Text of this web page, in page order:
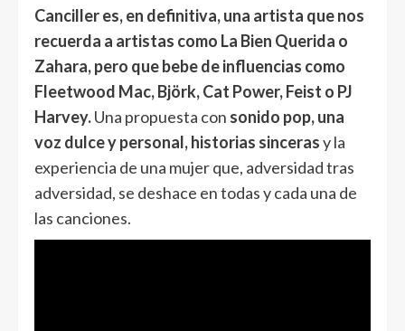
Canciller es, en definitiva, una artista que nos
recuerda a artistas como La Bien Querida o
Zahara, pero que bebe de influencias como
Fleetwood Mac, Björk, Cat Power, Feist o PJ
Harvey.Una propuesta con sonido pop, una
voz dulce y personal, historias sincerasy la
experiencia de una mujer que, adversidad tras
adversidad, se deshace en todas y cada una de
las canciones.